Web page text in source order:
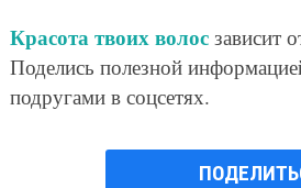
Красота твоих волосзависит
Поделись полезной
подругами в соцсетях.